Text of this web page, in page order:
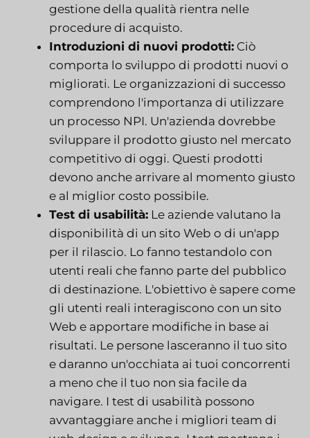
gestione della qualità rientra nelle
procedure di acquisto.
Introduzioni di nuovi prodotti: Ciò
comporta lo sviluppo di prodotti nuovi o
migliorati. Le organizzazioni di successo
comprendono l'importanza di utilizzare
un processo NPI. Un'azienda dovrebbe
sviluppare il prodotto giusto nel mercato
competitivo di oggi. Questi prodotti
devono anche arrivare al momento giusto
e al miglior costo possibile.
Test di usabilità: Le aziende valutano la
disponibilità di un sito Web o di un'app
per il rilascio. Lo fanno testandolo con
utenti reali che fanno parte del pubblico
di destinazione. L'obiettivo è sapere come
gli utenti reali interagiscono con un sito
Web e apportare modifiche in base ai
risultati. Le persone lasceranno il tuo sito
e daranno un'occhiata ai tuoi concorrenti
a meno che il tuo non sia facile da
navigare. I test di usabilità possono
avvantaggiare anche i migliori team di